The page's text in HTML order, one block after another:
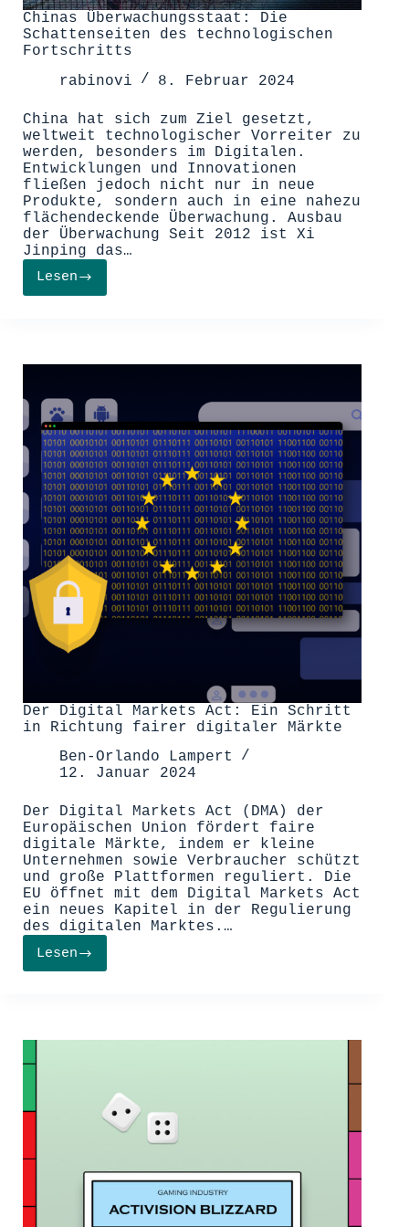
Chinas Überwachungsstaat: Die
Schattenseiten des technologischen
Fortschritts
rabinovi
8. Februar 2024
China hat sich zum Ziel gesetzt,
weltweit technologischer Vorreiter zu
werden, besonders im Digitalen.
Entwicklungen und Innovationen
fließen jedoch nicht nur in neue
Produkte, sondern auch in eine nahezu
flächendeckende Überwachung. Ausbau
der Überwachung Seit 2012 ist Xi
Jinping das…
LesenChinas
Überwachungsstaat:
technologischen
Der Digital Markets Act: Ein Schritt
in Richtung fairer digitaler Märkte
Ben-Orlando Lampert
12. Januar 2024
Der Digital Markets Act (DMA) der
Europäischen Union fördert faire
digitale Märkte, indem er kleine
Unternehmen sowie Verbraucher schützt
und große Plattformen reguliert. Die
EU öffnet mit dem Digital Markets Act
ein neues Kapitel in der Regulierung
des digitalen Marktes.…
LesenDer
Digital
Schritt
digitaler
Märkte